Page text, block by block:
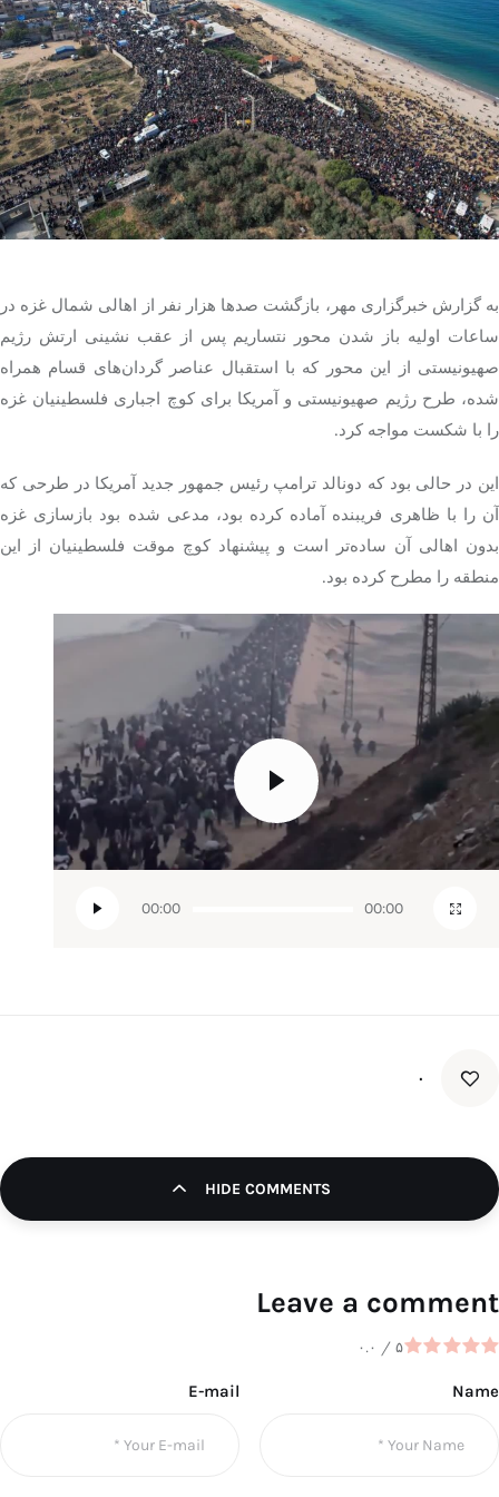
تک کده
پایگاه خبری آبان
خرید موتور ایمپلنت
به گزارش خبرگزاری مهر، بازگشت صدها هزار نفر از اهالی شمال غزه در
ساعات اولیه باز شدن محور نتساریم پس از عقب نشینی ارتش رژیم
صهیونیستی از این محور که با استقبال عناصر گردان‌های قسام همراه
شده، طرح رژیم صهیونیستی و آمریکا برای کوچ اجباری فلسطینیان غزه
را با شکست مواجه کرد.
این در حالی بود که دونالد ترامپ رئیس جمهور جدید آمریکا در طرحی که
آن را با ظاهری فریبنده آماده کرده بود، مدعی شده بود بازسازی غزه
بدون اهالی آن ساده‌تر است و پیشنهاد کوچ موقت فلسطینیان از این
منطقه را مطرح کرده بود.
ویدیو
00:00 00:00
۰
HIDE COMMENTS
Leave a comment
۰.۰ / ۵
Name
E-mail